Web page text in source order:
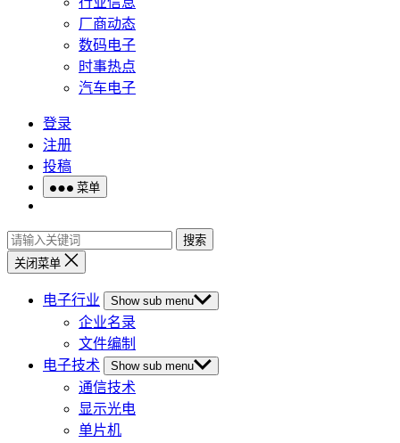
厂商动态
数码电子
时事热点
汽车电子
登录
注册
投稿
菜单
搜索
关闭菜单
电子行业 Show sub menu
企业名录
文件编制
电子技术
Show sub menu
通信技术
显示光电
单片机